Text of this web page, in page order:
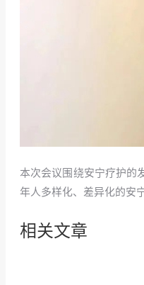
本次会议围绕安宁疗护的
年人多样化、差异化的安
相关文章